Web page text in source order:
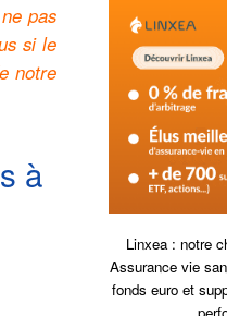
pas
si le
notre
à
Linxea : notre
Assurance vie
fonds euro et